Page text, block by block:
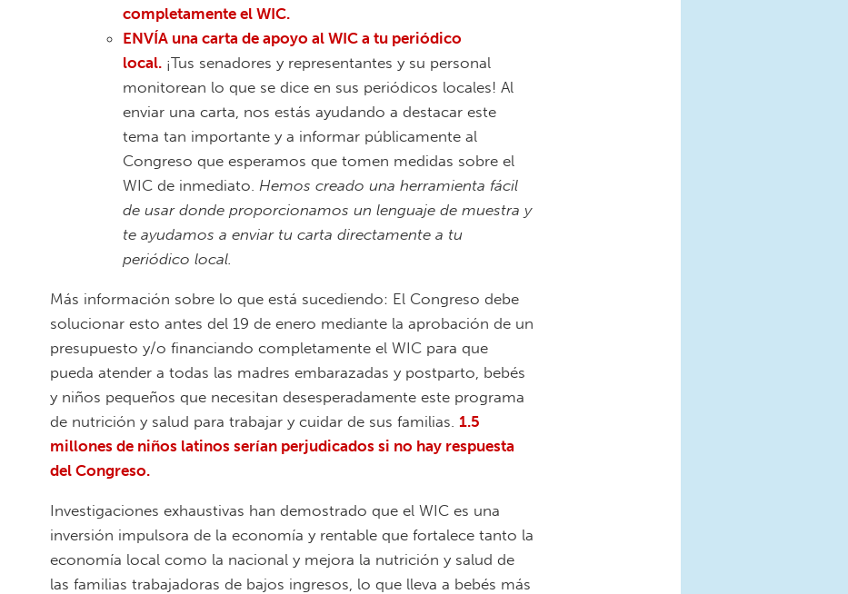
completamente el WIC.
ENVÍA una carta de apoyo al WIC a tu periódico
local. ¡Tus senadores y representantes y su personal
monitorean lo que se dice en sus periódicos locales! Al
enviar una carta, nos estás ayudando a destacar este
tema tan importante y a informar públicamente al
Congreso que esperamos que tomen medidas sobre el
WIC de inmediato. Hemos creado una herramienta fácil
de usar donde proporcionamos un lenguaje de muestra y
te ayudamos a enviar tu carta directamente a tu
periódico local.
Más información sobre lo que está sucediendo: El Congreso debe
solucionar esto antes del 19 de enero mediante la aprobación de un
presupuesto y/o financiando completamente el WIC para que
pueda atender a todas las madres embarazadas y postparto, bebés
y niños pequeños que necesitan desesperadamente este programa
de nutrición y salud para trabajar y cuidar de sus familias. 1.5
millones de niños latinos serían perjudicados si no hay respuesta
del Congreso.
Investigaciones exhaustivas han demostrado que el WIC es una
inversión impulsora de la economía y rentable que fortalece tanto la
economía local como la nacional y mejora la nutrición y salud de
las familias trabajadoras de bajos ingresos, lo que lleva a bebés más